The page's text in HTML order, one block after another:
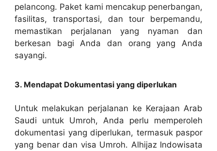
pelancong. Paket kami mencakup penerbangan,
fasilitas, transportasi, dan tour berpemandu,
memastikan perjalanan yang nyaman dan
berkesan bagi Anda dan orang yang Anda
sayangi.
3. Mendapat Dokumentasi yang diperlukan
Untuk melakukan perjalanan ke Kerajaan Arab
Saudi untuk Umroh, Anda perlu memperoleh
dokumentasi yang diperlukan, termasuk paspor
yang benar dan visa Umroh. Alhijaz Indowisata